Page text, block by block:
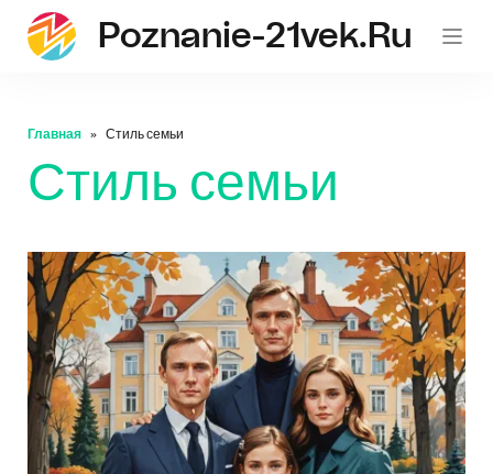
Poznanie-21vek.ru
Главная Стиль семьи
Стиль семьи